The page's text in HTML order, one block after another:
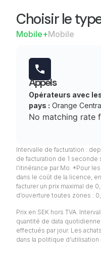
Choisir le
Mobile+Mobile
Appels
Opérateurs avec
pays : Orange
No matching rate
Intervalle de facturation :
de facturation de 1 seconde
l’itinérance par Mo. *Pour
dans le coût de la licence,
facturer un prix maximal de
d’ouverture toutes zones :
Prix en SEK hors TVA.
quantité de data
effectués par jour. Les
dans la politique d’utilisation